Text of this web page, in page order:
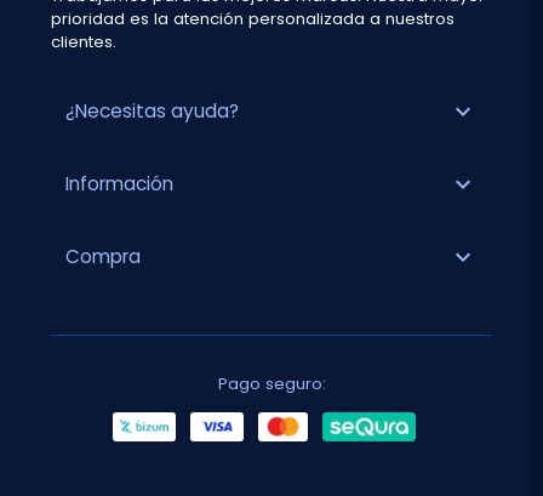
prioridad es la atención personalizada a nuestros
clientes.
¿Necesitas ayuda? expand_more
Información expand_more
Compra expand_more
Pago seguro: